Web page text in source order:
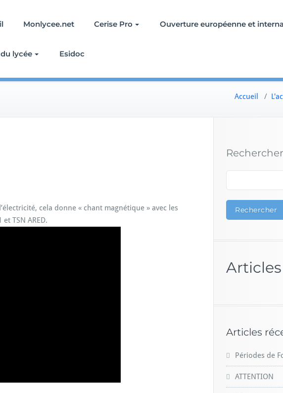
Monlycee.net Cerise Pro Ouverture européenne et
du lycée Esidoc
Accueil /
cela donne « chant magnétique » avec les
et TSN ARED.
Rechercher
Rechercher
Articles
Périodes de
ATTENTION